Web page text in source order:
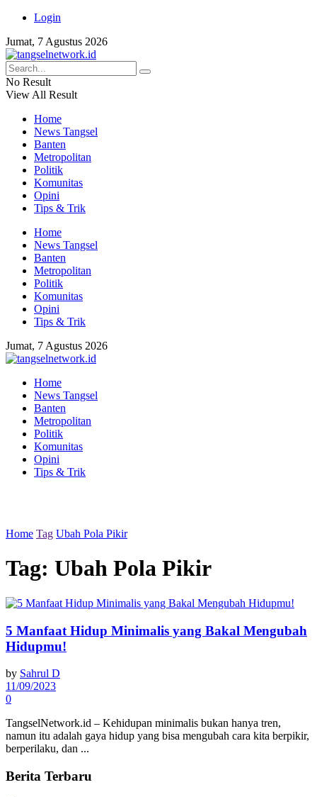
Login
Jumat, 7 Agustus 2026
No Result
View All Result
Home
News Tangsel
Banten
Metropolitan
Politik
Komunitas
Opini
Tips & Trik
Home
News Tangsel
Banten
Metropolitan
Politik
Komunitas
Opini
Tips & Trik
Jumat, 7 Agustus 2026
Home
News Tangsel
Banten
Metropolitan
Politik
Komunitas
Opini
Tips & Trik
Home Tag Ubah Pola Pikir
Tag: Ubah Pola Pikir
5 Manfaat Hidup Minimalis yang Bakal Mengubah
Hidupmu!
by Sahrul D
11/09/2023
0
TangselNetwork.id – Kehidupan minimalis bukan hanya tren,
namun itu adalah gaya hidup yang bisa mengubah cara kita berpikir,
berperilaku, dan ...
Berita Terbaru